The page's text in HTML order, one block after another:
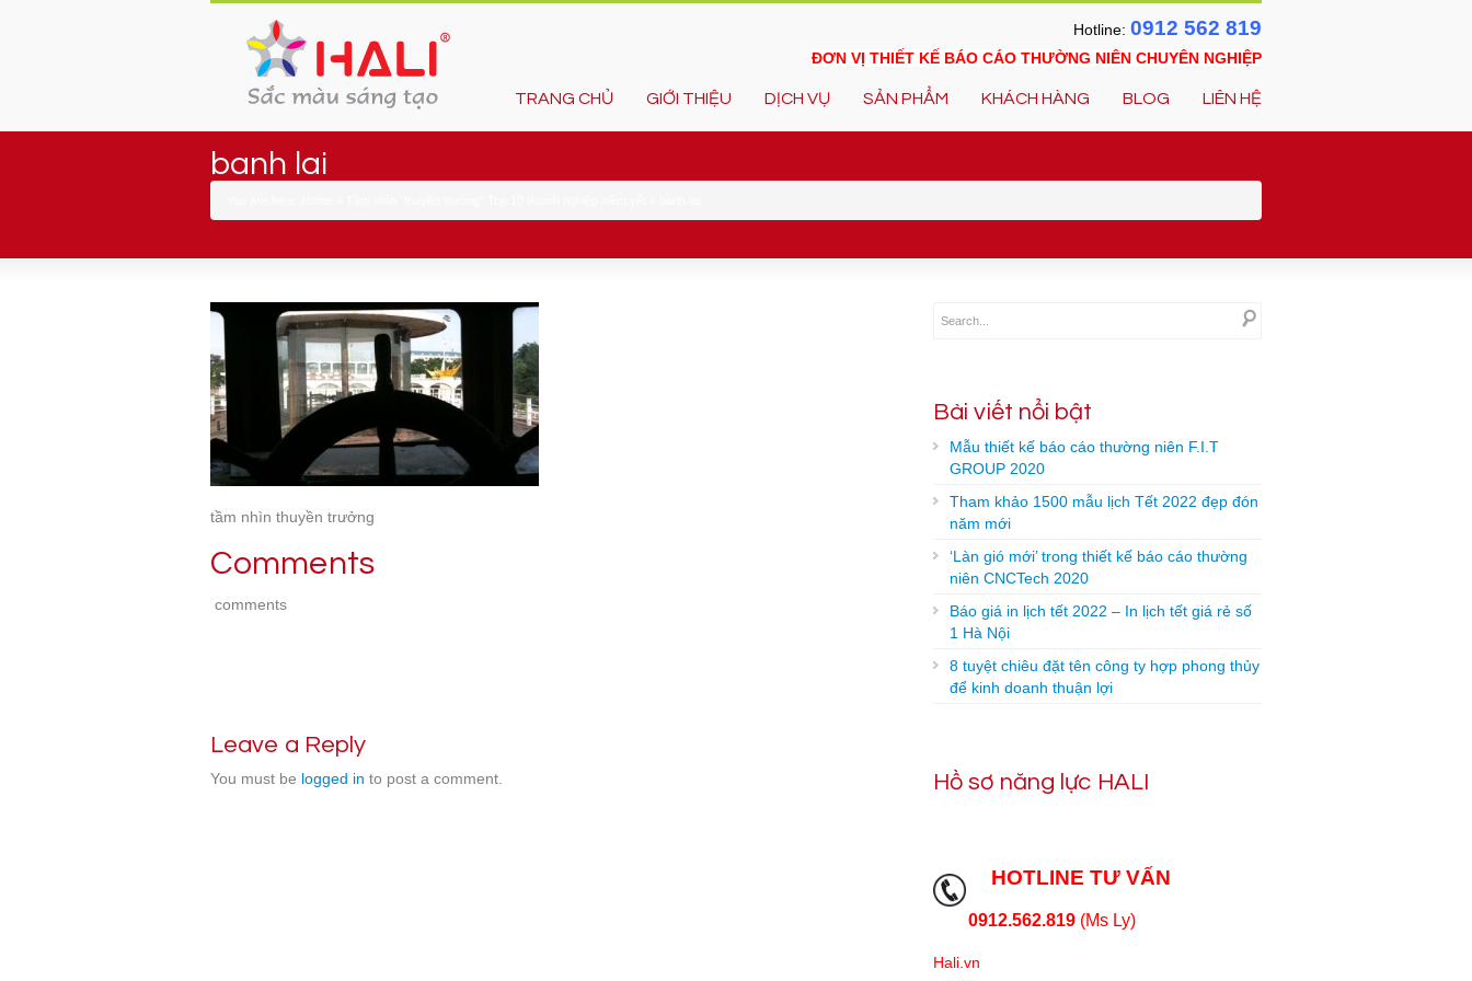
Hotline: 0912 562 819
ĐƠN VỊ THIẾT KẾ BÁO CÁO THƯỜNG NIÊN CHUYÊN NGHIỆP
TRANG CHỦ GIỚI THIỆU DỊCH VỤ SẢN PHẨM KHÁCH HÀNG BLOG LIÊN HỆ
banh lai
tầm nhìn thuyền trưởng
Comments
comments
Leave a Reply
You must be logged in to post a comment.
Bài viết nổi bật
Mẫu thiết kế báo cáo thường niên F.I.T
GROUP 2020
Tham khảo 1500 mẫu lịch Tết 2022 đẹp đón
năm mới
‘Làn gió mới’ trong thiết kế báo cáo thường
niên CNCTech 2020
Báo giá in lịch tết 2022 – In lịch tết giá rẻ số
1 Hà Nội
8 tuyệt chiêu đặt tên công ty hợp phong thủy
để kinh doanh thuận lợi
Hồ sơ năng lực HALI
HOTLINE TƯ VẤN
0912.562.819 (Ms Ly)
Hali.vn